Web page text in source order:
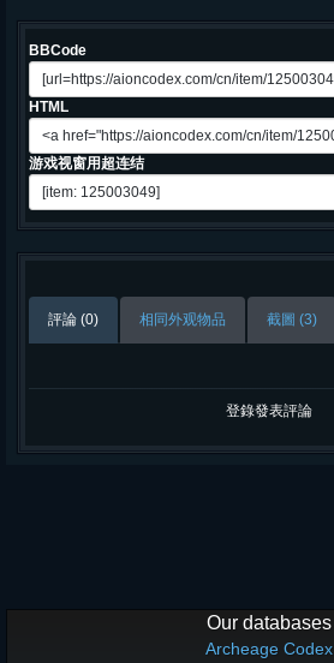
BBCode
HTML
游戏视窗用超连结
評論 (0) 相同外观物品 截圖 (3)
登錄發表評論
Our databases
Archeage Codex